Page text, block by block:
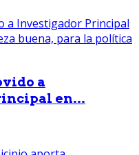
a
en...